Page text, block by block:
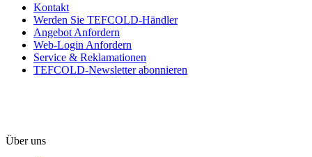
Kontakt
Werden Sie TEFCOLD-Händler
Angebot Anfordern
Web-Login Anfordern
Service & Reklamationen
TEFCOLD-Newsletter abonnieren
Über uns